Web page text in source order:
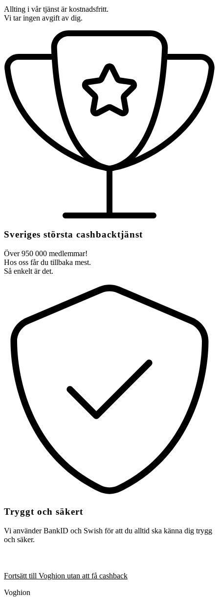
Allting i vår tjänst är kostnadsfritt.
Vi tar ingen avgift av dig.
Sveriges största cashbacktjänst
Över 950 000 medlemmar!
Hos oss får du tillbaka mest.
Så enkelt är det.
Tryggt och säkert
Vi använder BankID och Swish för att du alltid ska känna dig trygg
och säker.
Fortsätt till Voghion utan att få cashback
Voghion